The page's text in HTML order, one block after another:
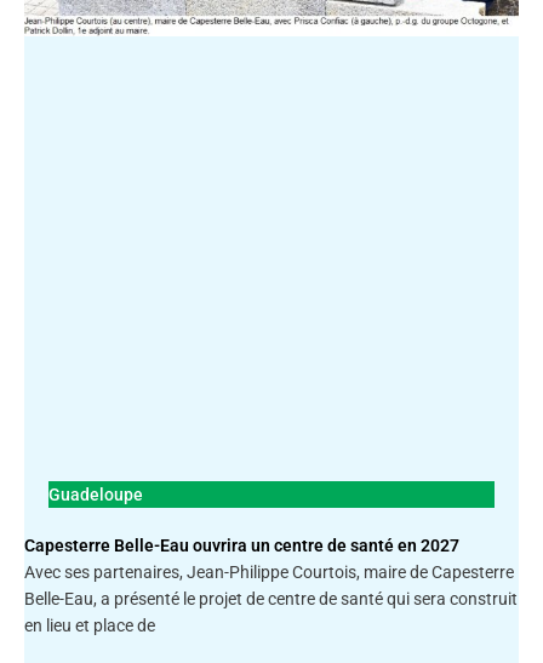
Guadeloupe
Capesterre Belle-Eau ouvrira un centre de santé en 2027
Avec ses partenaires, Jean-Philippe Courtois, maire de Capesterre
Belle-Eau, a présenté le projet de centre de santé qui sera construit
en lieu et place de